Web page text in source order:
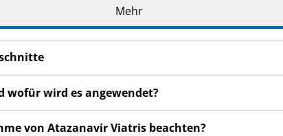
persönlich verschrieben. Geben Sie es nicht an
die gleichen Beschwerden haben wie Sie.
wenden Sie sich an Ihren Arzt oder
Packungsbeilage angegeben sind. Siehe
Mehr
wofür wird es angewendet?
von Atazanavir Viatris beachten?